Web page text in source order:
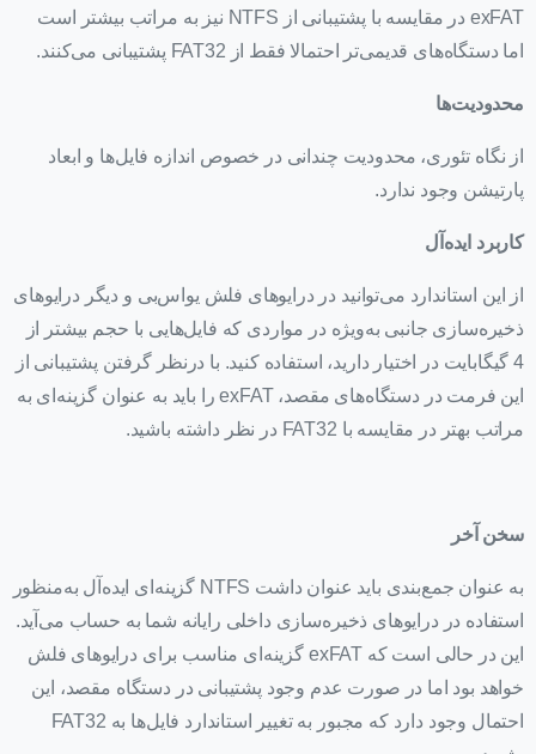
exFAT در مقایسه با پشتیبانی از NTFS نیز به مراتب بیشتر است
اما دستگاه‌های قدیمی‌تر احتمالا فقط از FAT32 پشتیبانی می‌کنند.
محدودیت‌ها
از نگاه تئوری، محدودیت چندانی در خصوص اندازه فایل‌ها و ابعاد
پارتیشن وجود ندارد.
کاربرد ایده‌آل
از این استاندارد می‌توانید در درایوهای فلش یو‌اس‌بی و دیگر درایوهای
ذخیره‌سازی جانبی به‌ویژه در مواردی که فایل‌هایی با حجم بیشتر از
4 گیگابایت در اختیار دارید، استفاده کنید. با درنظر گرفتن پشتیبانی از
این فرمت در دستگاه‌های مقصد، exFAT را باید به عنوان گزینه‌ای به
مراتب بهتر در مقایسه با FAT32 در نظر داشته باشید.
سخن آخر
به عنوان جمع‌بندی باید عنوان داشت NTFS گزینه‌ای ایده‌آل به‌منظور
استفاده در درایوهای ذخیره‌سازی داخلی رایانه شما به حساب می‌آید.
این در حالی است که exFAT گزینه‌ای مناسب برای درایوهای فلش
خواهد بود اما در صورت عدم وجود پشتیبانی در دستگاه مقصد، این
احتمال وجود دارد که مجبور به تغییر استاندارد فایل‌ها به FAT32